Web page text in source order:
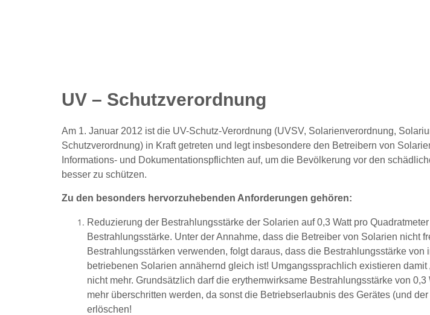
UV – Schutzverordnung
Am 1. Januar 2012 ist die UV-Schutz-Verordnung (UVSV, Solarienverordnung,
Schutzverordnung) in Kraft getreten und legt insbesondere den Betreibern von
Informations- und Dokumentationspflichten auf, um die Bevölkerung vor den
besser zu schützen.
Zu den besonders hervorzuhebenden Anforderungen gehören:
Reduzierung der Bestrahlungsstärke der Solarien auf 0,3 Watt pro
Bestrahlungsstärke. Unter der Annahme, dass die Betreiber von Solarien nicht
Bestrahlungsstärken verwenden, folgt daraus, dass die Bestrahlungsstärke von
betriebenen Solarien annähernd gleich ist! Umgangssprachlich existieren damit
nicht mehr. Grundsätzlich darf die erythemwirksame Bestrahlungsstärke von 0,3
mehr überschritten werden, da sonst die Betriebserlaubnis des Gerätes (und
erlöschen!